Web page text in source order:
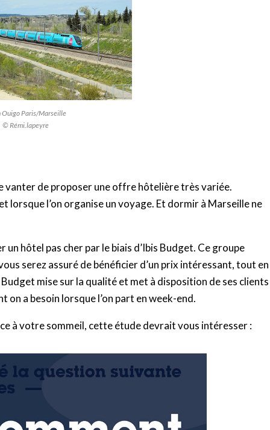
Ouigo Paris/Marseille
© Rémi.lapeyre
vanter de proposer une offre hôtelière très variée.
lorsque l’on organise un voyage. Et dormir à Marseille ne
hôtel pas cher par le biais d’Ibis Budget. Ce groupe
serez assuré de bénéficier d’un prix intéressant, tout en
mise sur la qualité et met à disposition de ses clients
a besoin lorsque l’on part en week-end.
à votre sommeil, cette étude devrait vous intéresser :